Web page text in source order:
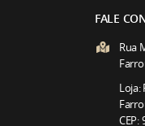
FALE
Rua
Loja:
CEP: